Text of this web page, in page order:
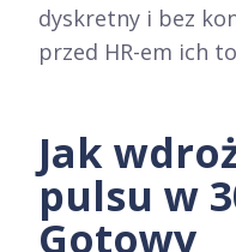
dyskretny i bez
przed HR-em ich
Jak
pulsu w
Gotowy